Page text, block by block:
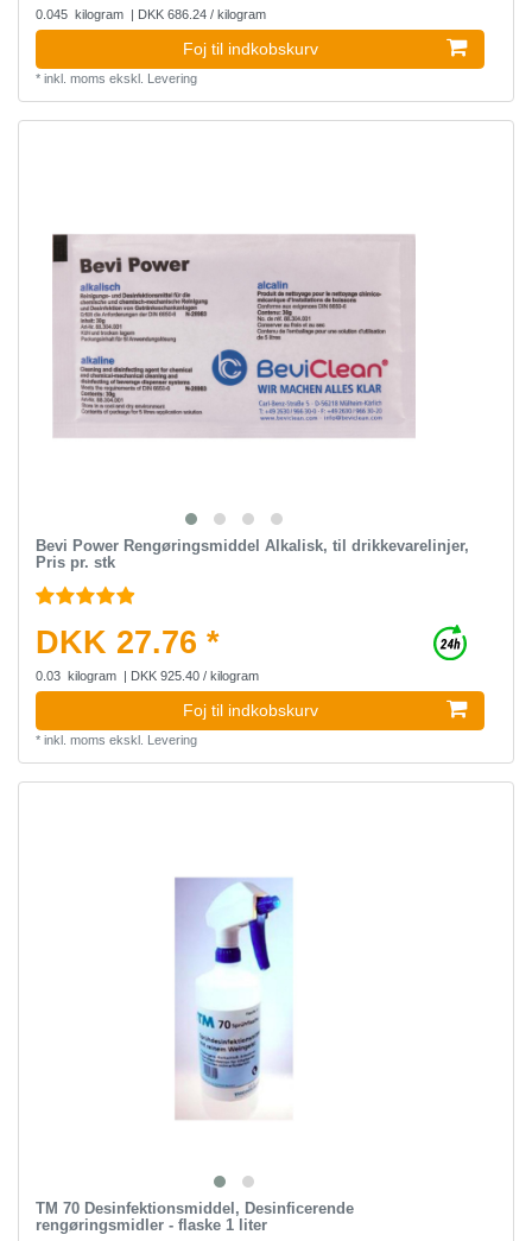
0.045 kilogram | DKK 686.24 / kilogram
Foj til indkobskurv
* inkl. moms ekskl. Levering
Bevi Power Rengøringsmiddel Alkalisk, til drikkevarelinjer,
Pris pr. stk
DKK 27.76 *
0.03 kilogram | DKK 925.40 / kilogram
Foj til indkobskurv
* inkl. moms ekskl. Levering
TM 70 Desinfektionsmiddel, Desinficerende
rengøringsmidler - flaske 1 liter